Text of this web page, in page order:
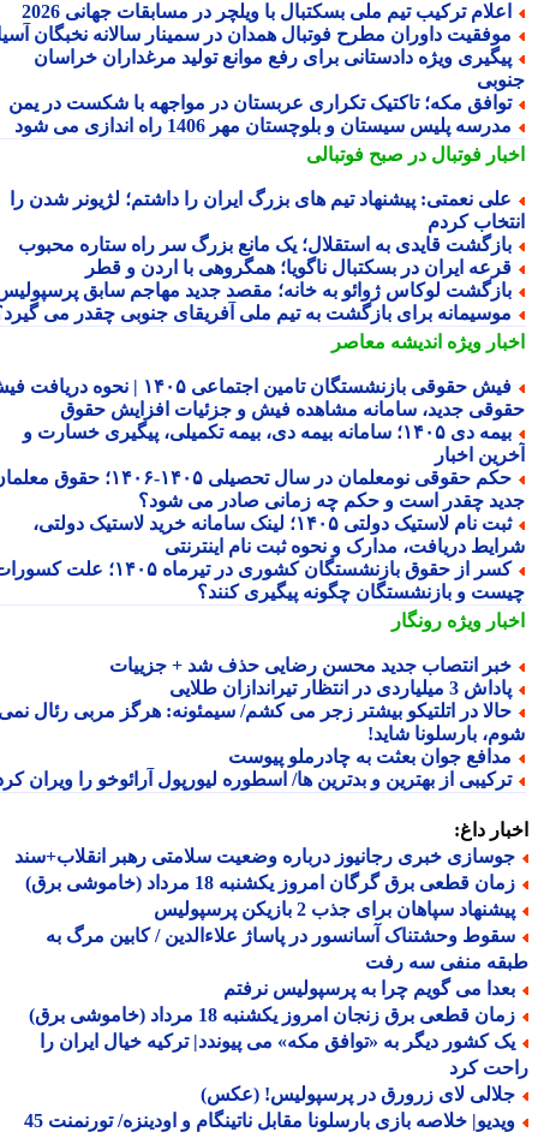
ترکیب تیم ملی بسکتبال با ویلچر در مسابقات جهانی 2026
داوران مطرح فوتبال همدان در سمینار سالانه نخبگان آسیا
ویژه دادستانی برای رفع موانع تولید مرغداران خراسان
مکه؛ تاکتیک تکراری عربستان در مواجهه با شکست در یمن
پلیس سیستان و بلوچستان مهر 1406 راه اندازی می شود
فوتبال در صبح فوتبالی
نعمتی: پیشنهاد تیم های بزرگ ایران را داشتم؛ لژیونر شدن را
کردم
قایدی به استقلال؛ یک مانع بزرگ سر راه ستاره محبوب
ایران در بسکتبال ناگویا؛ همگروهی با اردن و قطر
لوکاس ژوائو به خانه؛ مقصد جدید مهاجم سابق پرسپولیس
برای بازگشت به تیم ملی آفریقای جنوبی چقدر می گیرد؟
ویژهاندیشه معاصر
فیش حقوقی بازنشستگان تامین اجتماعی ۱۴۰۵ | نحوه دریافت فیش
جدید، سامانه مشاهده فیش و جزئیات افزایش حقوق
بیمه دی ۱۴۰۵؛ سامانه بیمه دی، بیمه تکمیلی، پیگیری خسارت و
اخبار
حکم حقوقی نومعلمان در سال تحصیلی ۱۴۰۵-۱۴۰۶؛ حقوق معلمان
چقدر است و حکم چه زمانی صادر می شود؟
ثبت نام لاستیک دولتی ۱۴۰۵؛ لینک سامانه خرید لاستیک دولتی،
دریافت، مدارک و نحوه ثبت نام اینترنتی
کسر از حقوق بازنشستگان کشوری در تیرماه ۱۴۰۵؛ علت کسورات
و بازنشستگان چگونه پیگیری کنند؟
ویژهرونگار
انتصاب جدید محسن رضایی حذف شد + جزییات
3 میلیاردی در انتظار تیراندازان طلایی
در اتلتیکو بیشتر زجر می کشم/ سیمئونه: هرگز مربی رئال نمی
بارسلونا شاید!
جوان بعثت به چادرملو پیوست
از بهترین و بدترین ها/ اسطوره لیورپول آرائوخو را ویران کرد!
داغ:
خبری رجانیوز درباره وضعیت سلامتی رهبر انقلاب+سند
قطعی برق گرگان امروز یکشنبه 18 مرداد (خاموشی برق)
سپاهان برای جذب 2 بازیکن پرسپولیس
وحشتناک آسانسور در پاساژ علاءالدین / کابین مرگ به
منفی سه رفت
می گویم چرا به پرسپولیس نرفتم
قطعی برق زنجان امروز یکشنبه 18 مرداد (خاموشی برق)
کشور دیگر به «توافق مکه» می پیوندد| ترکیه خیال ایران را
کرد
لای زرورق در پرسپولیس! (عکس)
ویدیو| خلاصه بازی بارسلونا مقابل ناتینگام و اودینزه/ تورنمنت 45